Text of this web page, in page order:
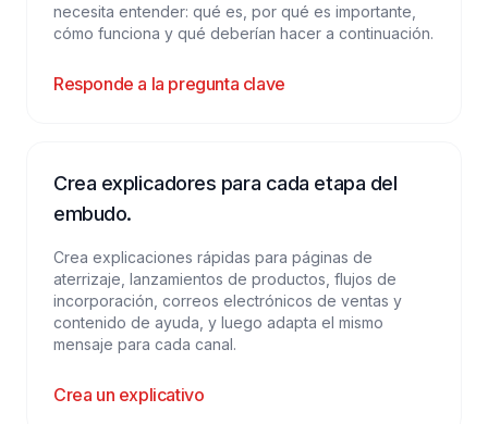
necesita entender: qué es, por qué es importante,
cómo funciona y qué deberían hacer a continuación.
Responde a la pregunta clave
Crea explicadores para cada etapa del
embudo.
Crea explicaciones rápidas para páginas de
aterrizaje, lanzamientos de productos, flujos de
incorporación, correos electrónicos de ventas y
contenido de ayuda, y luego adapta el mismo
mensaje para cada canal.
Crea un explicativo